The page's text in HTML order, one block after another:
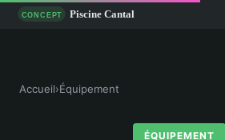
Accueil›Équipement
ÉQUIPEMENT